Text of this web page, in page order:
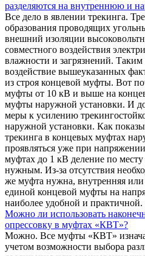
разделяются на внутреннюю и
Все дело в явлении трекинга.
образования проводящих
внешний изоляции
совместного воздействия
влажности и загрязнений. Таким
воздействие вышеуказанных
из строя концевой муфты. Вот
муфты от 10 кВ и выше на
муфты наружной установки. И
меры к усилению
наружной установки. Как
трекинга в концевых муфтах
проявляться уже при
муфтах до 1 кВ деление по месту
нужным. Из-за отсутствия
же муфта нужна, внутренняя
единой концевой муфты на
наиболее удобной и практичной.
Можно ли использовать
опрессовку в муфтах «КВТ»?
Можно. Все муфты «КВТ»
учетом возможности выбора